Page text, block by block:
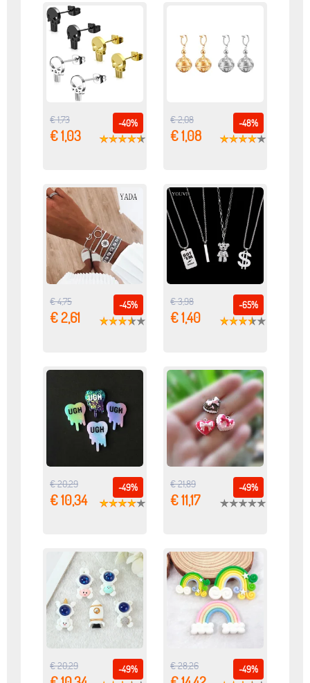
-40%
€ 1,73
€ 1,03
-48%
€ 2,08
€ 1,08
-45%
€ 4,75
€ 2,61
-65%
€ 3,98
€ 1,40
-49%
€ 20,29
€ 10,34
-49%
€ 21,89
€ 11,17
-49%
€ 20,29 -49%
€ 28,26